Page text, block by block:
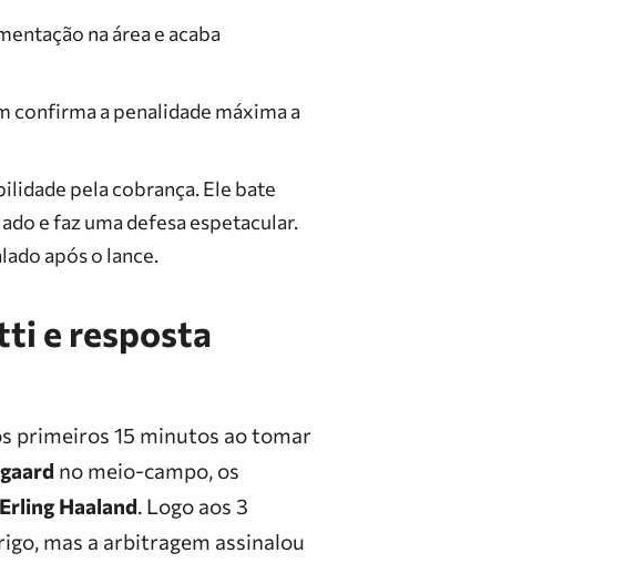
na área e acaba
confirma a penalidade máxima a
pela cobrança. Ele bate
e faz uma defesa espetacular.
após o lance.
e resposta
primeiros 15 minutos ao tomar
no meio-campo, os
Erling Haaland. Logo aos 3
mas a arbitragem assinalou